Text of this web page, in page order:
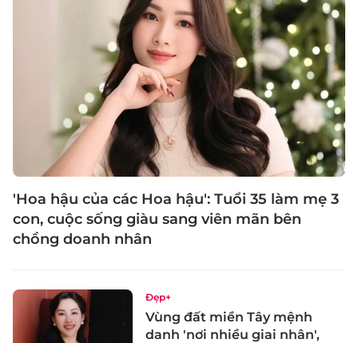
'Hoa hậu của các Hoa hậu': Tuổi 35 làm mẹ 3
con, cuộc sống giàu sang viên mãn bên
chồng doanh nhân
Đẹp+
Vùng đất miền Tây mệnh
danh 'nơi nhiều giai nhân',